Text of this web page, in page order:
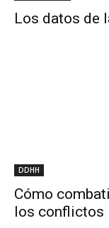
Los datos de
DDHH
Cómo
los conflictos